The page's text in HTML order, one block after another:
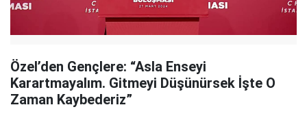
Özel’den Gençlere: “Asla Enseyi
Karartmayalım. Gitmeyi Düşünürsek İşte O
Zaman Kaybederiz”